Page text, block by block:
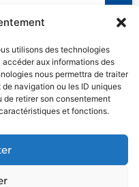
utilisons des technologies
aux informations des
nous permettra de traiter
navigation ou les ID uniques
de retirer son consentement
et fonctions.
et politiques de
ET RÉCLAMATIONS